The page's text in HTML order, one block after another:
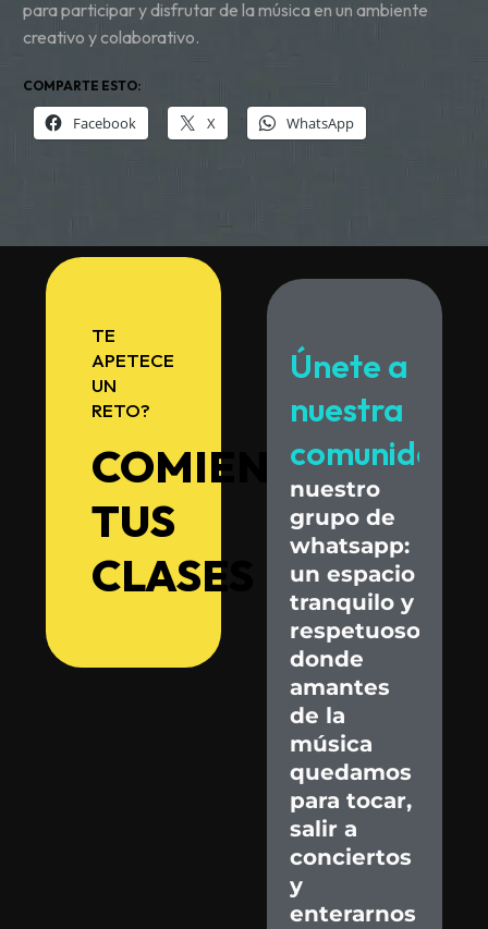
para participar y disfrutar de la música en un ambiente
creativo y colaborativo.
COMPARTE ESTO:
Facebook X WhatsApp
TE
APETECE
UN
RETO?
COMIENZA
TUS
CLASES
Únete a
nuestra
comunidad.
nuestro
grupo de
whatsapp:
un espacio
tranquilo y
respetuoso
donde
amantes
de la
música
quedamos
para tocar,
salir a
conciertos
y
enterarnos